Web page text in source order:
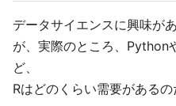
データサイエンスに興味が
が、実際のところ、Python
ど、
Rはどのくらい需要がある